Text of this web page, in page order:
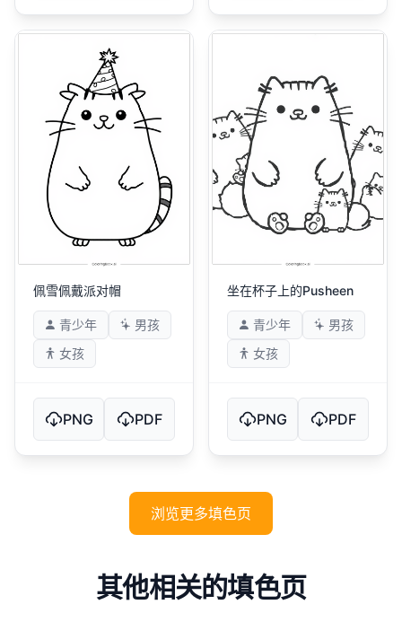
佩雪佩戴派对帽
青少年
男孩
女孩
PNG PDF
坐在杯子上的Pusheen
青少年
男孩
女孩
PNG PDF
浏览更多填色页
其他相关的填色页